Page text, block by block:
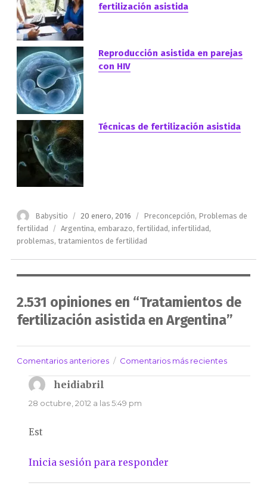
fertilización asistida
Reproducción asistida en parejas
con HIV
Técnicas de fertilización asistida
Autor
Babysitio
Publicado
el
20 enero, 2016 Categorías
Preconcepción, Problemas de
fertilidad
Etiquetas
Argentina, embarazo, fertilidad, infertilidad,
problemas, tratamientos de fertilidad
2.531 opiniones en “Tratamientos de
fertilización asistida en Argentina”
Navegación
de
comentarios
Comentarios anteriores Comentarios más recientes
heidiabril
28 octubre, 2012 a las 5:49 pm
Est
Inicia sesión para responder